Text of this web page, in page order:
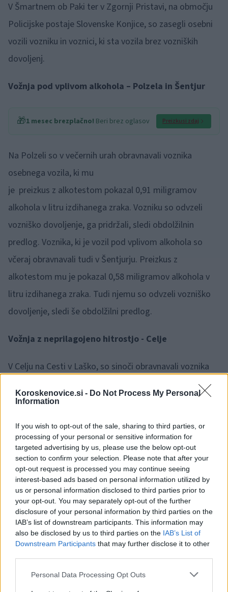
Koroskenovice.si - Do Not Process My Personal
Information
If you wish to opt-out of the sale, sharing to third parties, or
processing of your personal or sensitive information for
targeted advertising by us, please use the below opt-out
section to confirm your selection. Please note that after your
opt-out request is processed you may continue seeing
interest-based ads based on personal information utilized by
us or personal information disclosed to third parties prior to
your opt-out. You may separately opt-out of the further
disclosure of your personal information by third parties on the
IAB’s list of downstream participants. This information may
also be disclosed by us to third parties on the IAB’s List of
Downstream Participants that may further disclose it to other
Please note that this website/app uses one or more Google
Personal Data Processing Opt Outs
V Šmartnem ob Paki ter v Zgornji Pristavi, na območju
Policijske postaje Slovenske Konjice, so zasegli osebni
vozili vozniku in voznici, ki sta vozila brez vozniških
dovoljenj.
Vožnja pod vplivom alkohola – Polzela in Šentjur
🎁1 mesec brezplačno! Beri brez oglasov Preizkusi zdaj
Na Polzeli so v večernih urah obravnavali voznika
osebnega vozila, ki mu
je preizkus z alkotestom pokazal 0,91 miligramov
alkohola v litru izdihanega zraka. Vozniku so odvzeli
vozniško dovoljenje, ga pridržali, sledi obdolžilnin
predlog. Voznika, ki je vozil pod vplivom alkohola so
včeraj obravnavali tudi v Šentjurju. Preizkus z
alkotestom mu je pokazal 0,58 miligramov alkohola v
litru izdihanega zraka. Tudi njemu so odvzeli vozniško
dovoljenje, sledi še obdolžilni predlog.
Vožnja z neprilagojeno hitrostjo - Celje
V Celju na Cesti v Laško, so sinoči obravnavali voznika
osebnega vozila, ki je v naselju hitrost prekoračil za
dobrih 50 km/h. Odvzeli so mu vozniško dovoljenje,
Kriminaliteta
Poškodovanje dveh vozil - Migojnice
V Migojnicah je neznani storilec z ostrim predmetom na
dveh vozilih naredil
več risov.
Vlom - Gomilsko